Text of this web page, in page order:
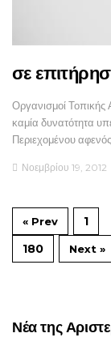
σε
Οργανισμοί Τοπικής
καμία δυνατότητα
Περιεχομένου αφενός
Νοεμβρίου 19, 2012
« Prev 1
180
Next »
Νέα της